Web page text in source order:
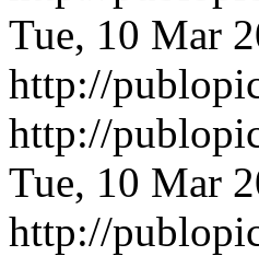
Tue, 10 Mar
http://
http://
Tue, 10 Mar
http://